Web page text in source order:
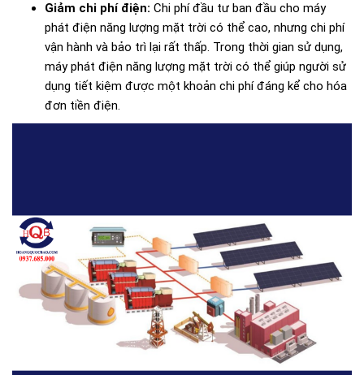
Giảm chi phí điện: Chi phí đầu tư ban đầu cho máy
phát điện năng lượng mặt trời có thể cao, nhưng chi phí
vận hành và bảo trì lại rất thấp. Trong thời gian sử dụng,
máy phát điện năng lượng mặt trời có thể giúp người sử
dụng tiết kiệm được một khoản chi phí đáng kể cho hóa
đơn tiền điện.